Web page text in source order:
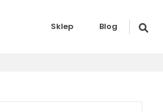
Sklep Blog